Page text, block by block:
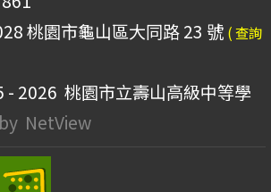
桃園市龜山區大同路 23 號 ( 查詢
- 2026 桃園市立壽山高級中等學
NetView